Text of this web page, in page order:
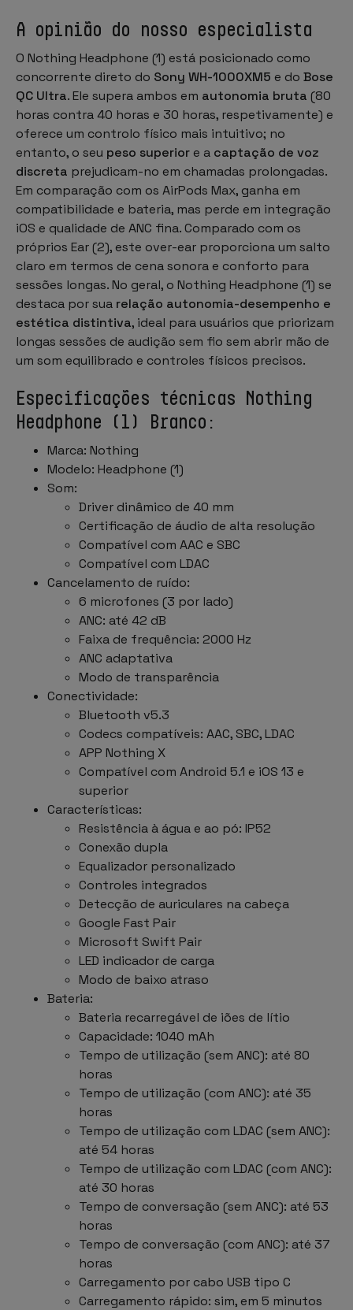
A opinião do nosso especialista
O Nothing Headphone (1) está posicionado como
concorrente direto do Sony WH-1000XM5 e do Bose
QC Ultra. Ele supera ambos em autonomia bruta (80
horas contra 40 horas e 30 horas, respetivamente) e
oferece um controlo físico mais intuitivo; no
entanto, o seu peso superior e a captação de voz
discreta prejudicam-no em chamadas prolongadas.
Em comparação com os AirPods Max, ganha em
compatibilidade e bateria, mas perde em integração
iOS e qualidade de ANC fina. Comparado com os
próprios Ear (2), este over-ear proporciona um salto
claro em termos de cena sonora e conforto para
sessões longas. No geral, o Nothing Headphone (1) se
destaca por sua relação autonomia-desempenho e
estética distintiva, ideal para usuários que priorizam
longas sessões de audição sem fio sem abrir mão de
um som equilibrado e controles físicos precisos.
Especificações técnicas Nothing
Headphone (1) Branco:
Marca: Nothing
Modelo: Headphone (1)
Som:
Driver dinâmico de 40 mm
Certificação de áudio de alta resolução
Compatível com AAC e SBC
Compatível com LDAC
Cancelamento de ruído:
6 microfones (3 por lado)
ANC: até 42 dB
Faixa de frequência: 2000 Hz
ANC adaptativa
Modo de transparência
Conectividade:
Bluetooth v5.3
Codecs compatíveis: AAC, SBC, LDAC
APP Nothing X
Compatível com Android 5.1 e iOS 13 e
superior
Características:
Resistência à água e ao pó: IP52
Conexão dupla
Equalizador personalizado
Controles integrados
Detecção de auriculares na cabeça
Google Fast Pair
Microsoft Swift Pair
LED indicador de carga
Modo de baixo atraso
Bateria:
Bateria recarregável de iões de lítio
Capacidade: 1040 mAh
Tempo de utilização (sem ANC): até 80
horas
Tempo de utilização (com ANC): até 35
horas
Tempo de utilização com LDAC (sem ANC):
até 54 horas
Tempo de utilização com LDAC (com ANC):
até 30 horas
Tempo de conversação (sem ANC): até 53
horas
Tempo de conversação (com ANC): até 37
horas
Carregamento por cabo USB tipo C
Carregamento rápido: sim, em 5 minutos